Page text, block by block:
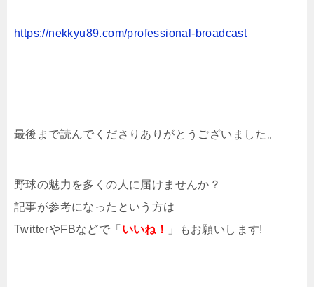
https://nekkyu89.com/professional-broadcast
最後まで読んでくださりありがとうございました。
野球の魅力を多くの人に届けませんか？
記事が参考になったという方は
TwitterやFBなどで「 いいね！ 」もお願いします!